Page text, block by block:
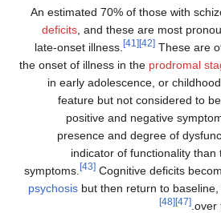
An estimated 70%
deficits, and
late-onset illness.
the onset of illness in
in early
feature but
positive and
presence and
indicator of
symptoms.
psychosisbut then